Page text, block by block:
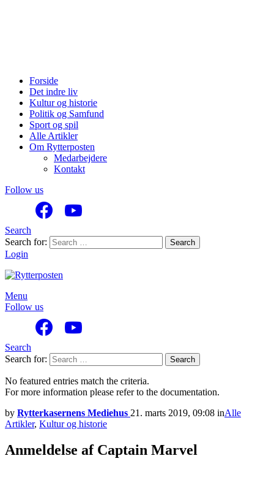
Forside
Det indre liv
Kultur og historie
Politik og Samfund
Sport og spil
Alle Artikler
Om Rytterposten
Medarbejdere
Kontakt
Follow us
Search
Search for:
Search
Login
Menu
Follow us
Search
Search for:
Search
No featured entries match the criteria.
For more information please refer to the documentation.
by Rytterkasernens Mediehus 21. marts 2019, 09:08 inAlle
Artikler, Kultur og historie
Anmeldelse af Captain Marvel